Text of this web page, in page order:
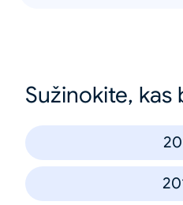
Sužinokite,